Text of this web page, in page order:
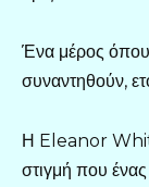
Ένα μέρος
συναντηθούν,
Η Eleanor
στιγμή που